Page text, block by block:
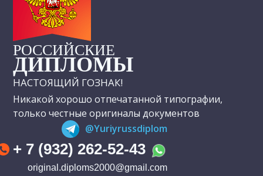
РОССИЙСКИЕ
ДИПЛОМЫ
НАСТОЯЩИЙ ГОЗНАК!
Никакой хорошо отпечатанной типографии,
только честные оригиналы документов
@Yuriyrussdiplom
+ 7 (932) 262-52-43
original.diploms2000@gmail.com